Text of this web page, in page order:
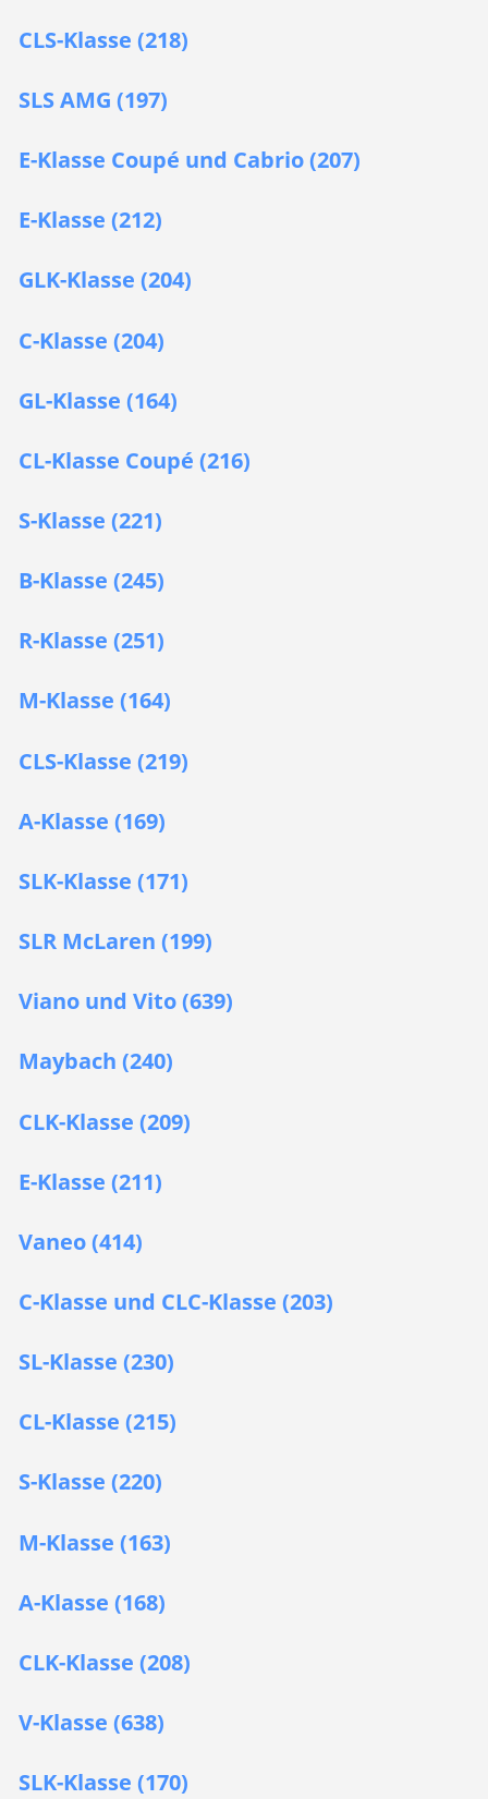
CLS-Klasse (218)
SLS AMG (197)
E-Klasse Coupé und Cabrio (207)
E-Klasse (212)
GLK-Klasse (204)
C-Klasse (204)
GL-Klasse (164)
CL-Klasse Coupé (216)
S-Klasse (221)
B-Klasse (245)
R-Klasse (251)
M-Klasse (164)
CLS-Klasse (219)
A-Klasse (169)
SLK-Klasse (171)
SLR McLaren (199)
Viano und Vito (639)
Maybach (240)
CLK-Klasse (209)
E-Klasse (211)
Vaneo (414)
C-Klasse und CLC-Klasse (203)
SL-Klasse (230)
CL-Klasse (215)
S-Klasse (220)
M-Klasse (163)
A-Klasse (168)
CLK-Klasse (208)
V-Klasse (638)
SLK-Klasse (170)